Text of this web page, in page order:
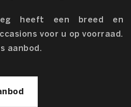
heeft een breed en
voor u op voorraad.
aanbod.